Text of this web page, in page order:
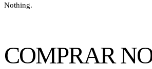
Nothing.
COMPRAR